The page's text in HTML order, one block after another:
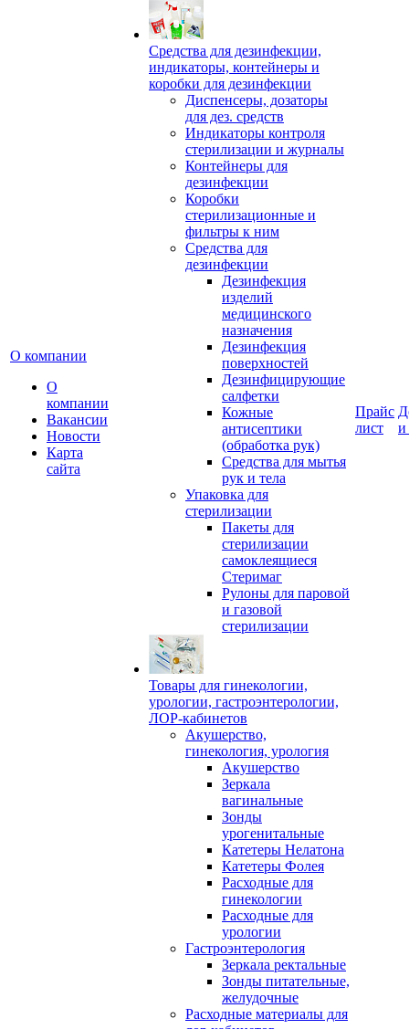
О компании
О
компании
Вакансии
Новости
Карта
сайта
Средства для дезинфекции,
индикаторы, контейнеры и
коробки для дезинфекции
Диспенсеры, дозаторы
для дез. средств
Индикаторы контроля
стерилизации и журналы
Контейнеры для
дезинфекции
Коробки
стерилизационные и
фильтры к ним
Средства для
дезинфекции
Дезинфекция
изделий
медицинского
назначения
Дезинфекция
поверхностей
Дезинфицирующие
салфетки
Кожные
антисептики
(обработка рук)
Средства для мытья
рук и тела
Упаковка для
стерилизации
Пакеты для
стерилизации
самоклеящиеся
Стеримаг
Рулоны для паровой
и газовой
стерилизации
Товары для гинекологии,
урологии, гастроэнтерологии,
ЛОР-кабинетов
Акушерство,
гинекология, урология
Акушерство
Зеркала
вагинальные
Зонды
урогенитальные
Катетеры Нелатона
Катетеры Фолея
Расходные для
гинекологии
Расходные для
урологии
Гастроэнтерология
Зеркала ректальные
Зонды питательные,
желудочные
Расходные материалы для
Прайс
лист
и